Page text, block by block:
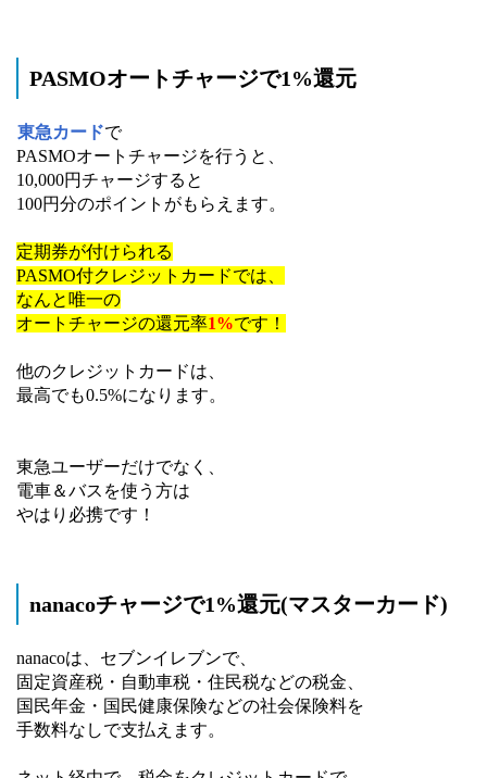
PASMOオートチャージで1%還元
東急カードで
PASMOオートチャージを行うと、
10,000円チャージすると
100円分のポイントがもらえます。
定期券が付けられる
PASMO付クレジットカードでは、
なんと唯一の
オートチャージの還元率1%です！
他のクレジットカードは、
最高でも0.5%になります。
東急ユーザーだけでなく、
電車＆バスを使う方は
やはり必携です！
nanacoチャージで1%還元(マスターカード)
nanacoは、セブンイレブンで、
固定資産税・自動車税・住民税などの税金、
国民年金・国民健康保険などの社会保険料を
手数料なしで支払えます。